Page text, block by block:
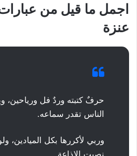
اجمل ما قيل من
عنزة
حرفٌ كتبته وردٌ فل ورياحين،
الناس تقدر سماعه.
وربي لأكررها بكل الميادين،
نصيت الإذاعة.